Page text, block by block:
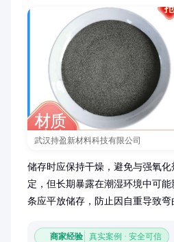
武汉持盈新材料科技有限公司
储存时应保持干燥，避免与强氧
定，但长期暴露在潮湿环境中可
条应平放储存，防止因自重导致弯
商家经验 真实案例 · 安全可信